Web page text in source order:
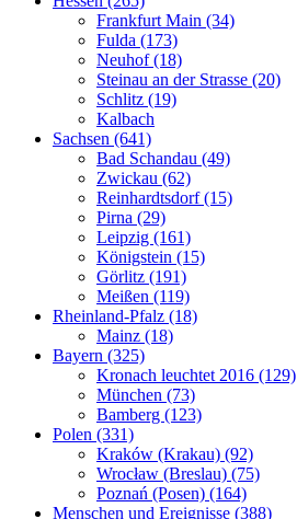
Frankfurt Main (34)
Fulda (173)
Neuhof (18)
Steinau an der Strasse (20)
Schlitz (19)
Kalbach
Sachsen (641)
Bad Schandau (49)
Zwickau (62)
Reinhardtsdorf (15)
Pirna (29)
Leipzig (161)
Königstein (15)
Görlitz (191)
Meißen (119)
Rheinland-Pfalz (18)
Mainz (18)
Bayern (325)
Kronach leuchtet 2016 (129)
München (73)
Bamberg (123)
Polen (331)
Kraków (Krakau) (92)
Wrocław (Breslau) (75)
Poznań (Posen) (164)
Menschen und Ereignisse (388)